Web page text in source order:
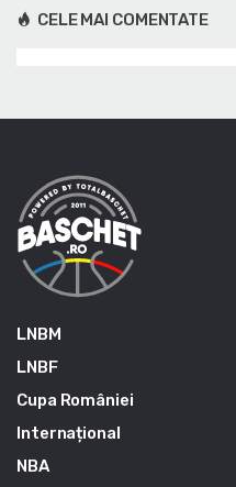
CELE MAI COMENTATE
LNBM
LNBF
Cupa României
Internațional
NBA